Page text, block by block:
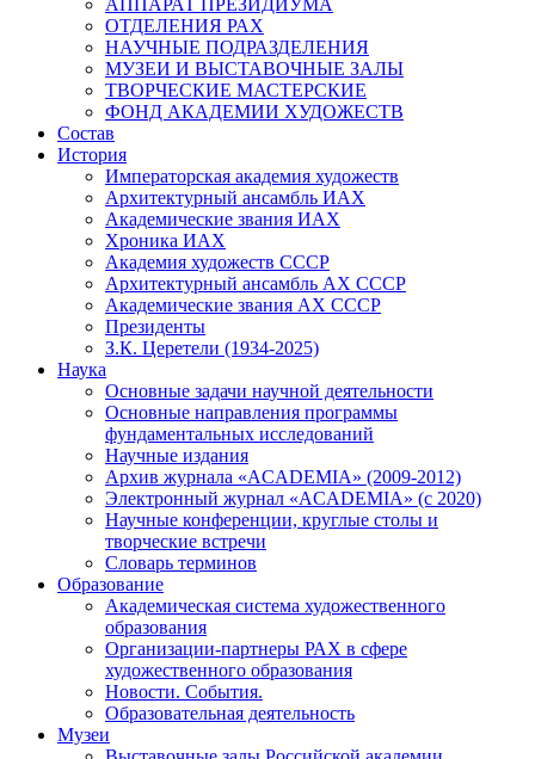
ОТДЕЛЕНИЯ РАХ
НАУЧНЫЕ ПОДРАЗДЕЛЕНИЯ
МУЗЕИ И ВЫСТАВОЧНЫЕ ЗАЛЫ
ТВОРЧЕСКИЕ МАСТЕРСКИЕ
ФОНД АКАДЕМИИ ХУДОЖЕСТВ
Состав
История
Императорская академия художеств
Архитектурный ансамбль ИАХ
Академические звания ИАХ
Хроника ИАХ
Академия художеств СССР
Архитектурный ансамбль АХ СССР
Академические звания АХ СССР
Президенты
З.К. Церетели (1934-2025)
Наука
Основные задачи научной деятельности
Основные направления программы
фундаментальных исследований
Научные издания
Архив журнала «ACADEMIA» (2009-2012)
Электронный журнал «ACADEMIA» (с 2020)
Научные конференции, круглые столы и
творческие встречи
Словарь терминов
Образование
Академическая система художественного
образования
Организации-партнеры РАХ в сфере
художественного образования
Новости. События.
Образовательная деятельность
Музеи